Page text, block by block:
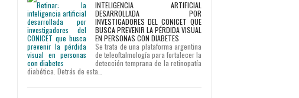
INTELIGENCIA ARTIFICIAL
DESARROLLADA POR
INVESTIGADORES DEL CONICET QUE
BUSCA PREVENIR LA PÉRDIDA VISUAL
EN PERSONAS CON DIABETES
Se trata de una plataforma argentina
de teleoftalmología para fortalecer la
detección temprana de la retinopatía
diabética. Detrás de esta…